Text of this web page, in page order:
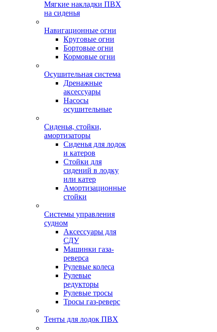
Мягкие накладки ПВХ
на сиденья
Навигационные огни
Круговые огни
Бортовые огни
Кормовые огни
Осушительная система
Дренажные
аксессуары
Насосы
осушительные
Сиденья, стойки,
амортизаторы
Сиденья для лодок
и катеров
Стойки для
сидений в лодку
или катер
Амортизационные
стойки
Системы управления
судном
Аксессуары для
СДУ
Машинки газа-
реверса
Рулевые колеса
Рулевые
редукторы
Рулевые тросы
Тросы газ-реверс
Тенты для лодок ПВХ